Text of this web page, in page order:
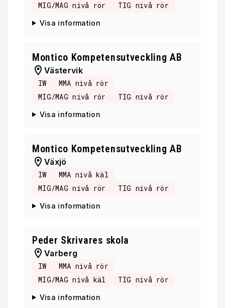
MIG/MAG nivå rör
TIG nivå rör
Visa information
Montico Kompetensutveckling AB
Västervik
IW
MMA nivå rör
MIG/MAG nivå rör
TIG nivå rör
Visa information
Montico Kompetensutveckling AB
Växjö
IW
MMA nivå käl
MIG/MAG nivå rör
TIG nivå rör
Visa information
Peder Skrivares skola
Varberg
IW
MMA nivå rör
MIG/MAG nivå käl
TIG nivå rör
Visa information